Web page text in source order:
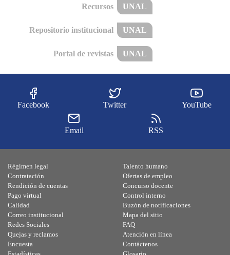
Recursos UNAL
Repositorio institucional UNAL
Portal de revistas UNAL
Facebook Twitter YouTube
Email RSS
Régimen legal
Contratación
Rendición de cuentas
Pago virtual
Calidad
Talento humano
Ofertas de empleo
Concurso docente
Control interno
Buzón de notificaciones
Correo institucional
Redes Sociales
Quejas y reclamos
Encuesta
Mapa del sitio
FAQ
Atención en línea
Contáctenos